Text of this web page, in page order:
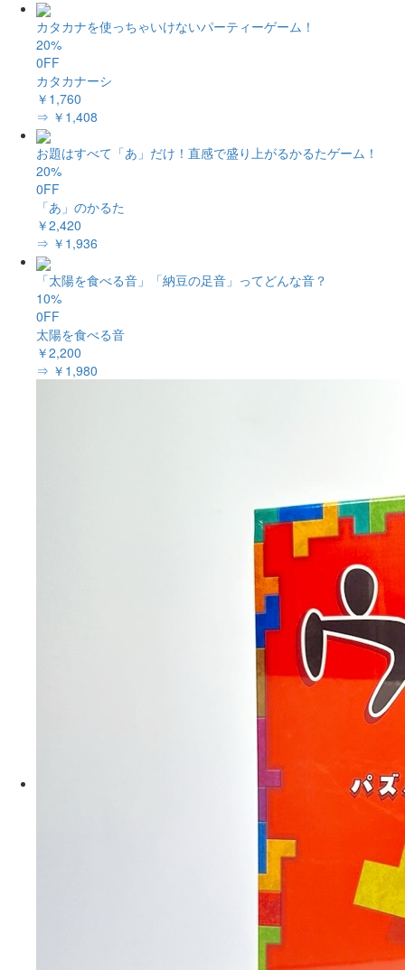
カタカナを使っちゃいけないパーティーゲーム！
20%
0FF
カタカナーシ
￥1,760
⇒ ￥1,408
お題はすべて「あ」だけ！直感で盛り上がるかるたゲーム！
20%
0FF
「あ」のかるた
￥2,420
⇒ ￥1,936
「太陽を食べる音」「納豆の足音」ってどんな音？
10%
0FF
太陽を食べる音
￥2,200
⇒ ￥1,980